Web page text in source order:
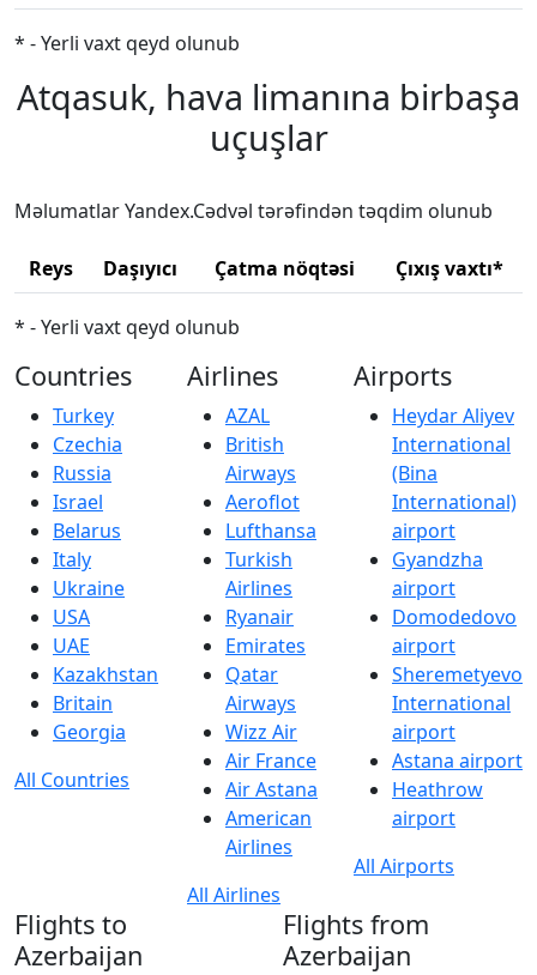
* - Yerli vaxt qeyd olunub
Atqasuk, hava limanına birbaşa
uçuşlar
Məlumatlar Yandex.Cədvəl tərəfindən təqdim olunub
Reys Daşıyıcı Çatma nöqtəsi Çıxış vaxtı*
* - Yerli vaxt qeyd olunub
Countries
Turkey
Czechia
Russia
Israel
Belarus
Italy
Ukraine
USA
UAE
Kazakhstan
Britain
Georgia
All Countries
Airlines
AZAL
British
Airways
Aeroflot
Lufthansa
Turkish
Airlines
Ryanair
Emirates
Qatar
Airways
Wizz Air
Air France
Air Astana
American
Airlines
All Airlines
Airports
Heydar Aliyev
International
(Bina
International)
airport
Gyandzha
airport
Domodedovo
airport
Sheremetyevo
International
airport
Astana airport
Heathrow
airport
All Airports
Flights to
Azerbaijan
Flights from
Azerbaijan